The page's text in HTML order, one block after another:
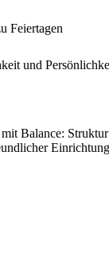
Feiertagen
und
mit Balance:
Einrichtung